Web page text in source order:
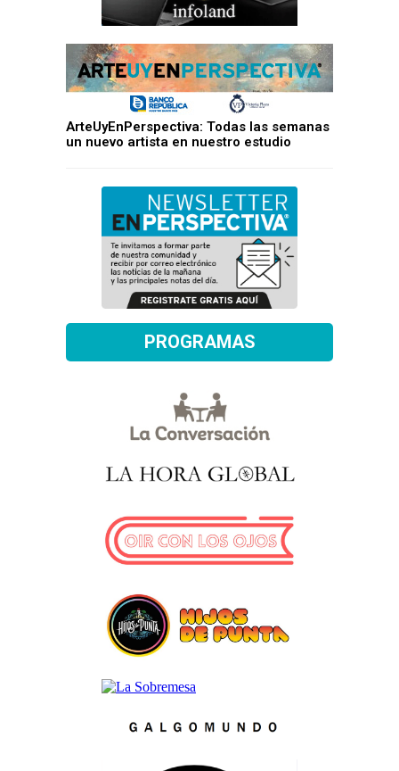
ArteUyEnPerspectiva: Todas las semanas
un nuevo artista en nuestro estudio
PROGRAMAS